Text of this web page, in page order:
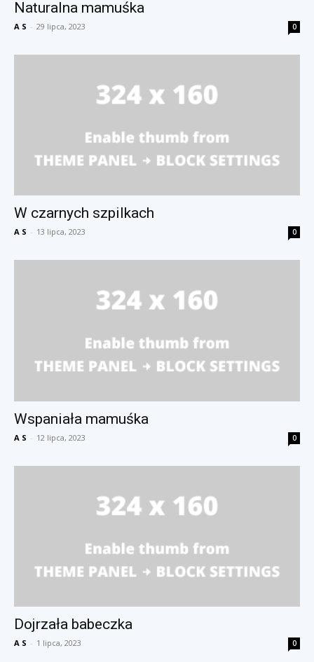
Naturalna mamuśka
A S - 29 lipca, 2023 0
W czarnych szpilkach
A S - 13 lipca, 2023 0
Wspaniała mamuśka
A S - 12 lipca, 2023 0
Dojrzała babeczka
A S - 1 lipca, 2023 0